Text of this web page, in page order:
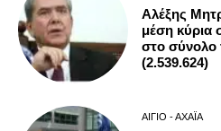
Αλέξης
μέση κύρια
στο σύνολο
(2.539.624)
ΑΊΓΙΟ - ΑΧΑΪ́Α